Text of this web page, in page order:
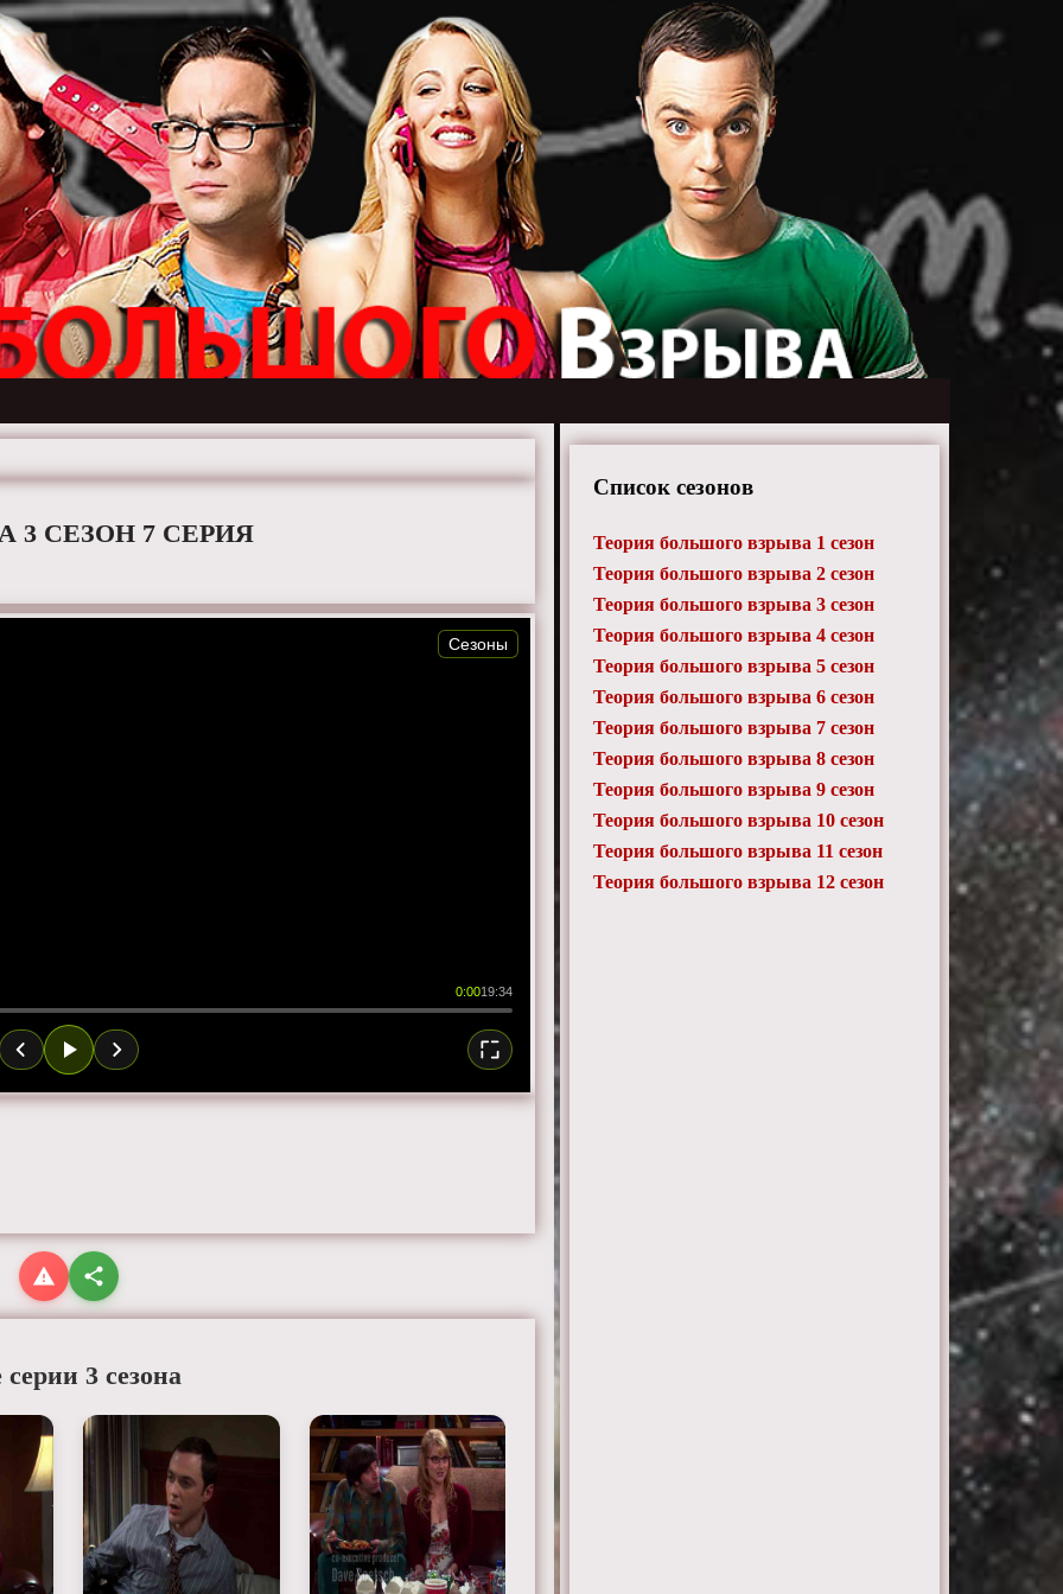
3 СЕЗОН 7 СЕРИЯ
0:0019:34
Сезоны
серии 3 сезона
Список сезонов
Теория большого взрыва 1 сезон
Теория большого взрыва 2 сезон
Теория большого взрыва 3 сезон
Теория большого взрыва 4 сезон
Теория большого взрыва 5 сезон
Теория большого взрыва 6 сезон
Теория большого взрыва 7 сезон
Теория большого взрыва 8 сезон
Теория большого взрыва 9 сезон
Теория большого взрыва 10 сезон
Теория большого взрыва 11 сезон
Теория большого взрыва 12 сезон